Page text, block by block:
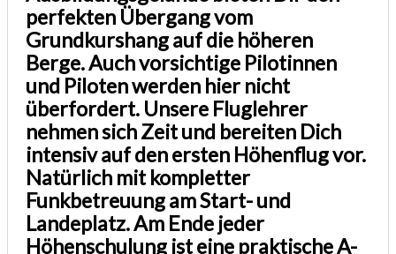
perfekten Übergang vom
Grundkurshang auf die höheren
Berge. Auch vorsichtige Pilotinnen
und Piloten werden hier nicht
überfordert. Unsere Fluglehrer
nehmen sich Zeit und bereiten Dich
intensiv auf den ersten Höhenflug vor.
Natürlich mit kompletter
Funkbetreuung am Start- und
Landeplatz. Am Ende jeder
Höhenschulung ist eine praktische A-